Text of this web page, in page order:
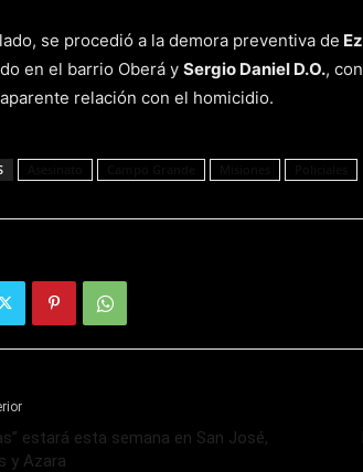
se procedió a la demora preventiva de
en el barrio Oberá y Sergio Daniel D.O.,
relación con el homicidio.
estará esta semana en San José,
y Azara